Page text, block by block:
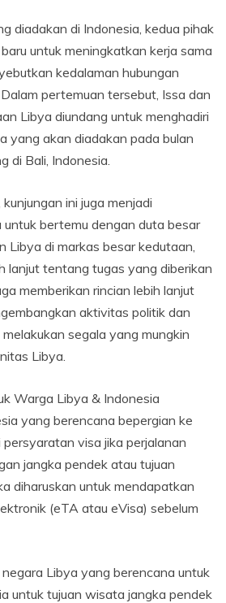
diadakan di Indonesia, kedua pihak
untuk meningkatkan kerja sama
kedalaman hubungan
pertemuan tersebut, Issa dan
Libya diundang untuk menghadiri
yang akan diadakan pada bulan
di Bali, Indonesia.
ini juga menjadi
bertemu dengan duta besar
Libya di markas besar kedutaan,
lanjut tentang tugas yang diberikan
memberikan rincian lebih lanjut
aktivitas politik dan
segala yang mungkin
Libya.
Warga Libya & Indonesia
yang berencana bepergian ke
visa jika perjalanan
jangka pendek atau tujuan
diharuskan untuk mendapatkan
(eTA atau eVisa) sebelum
Libya yang berencana untuk
untuk tujuan wisata jangka pendek